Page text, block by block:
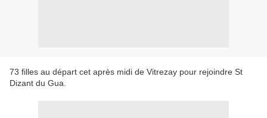
73 filles au départ cet après midi de Vitrezay pour rejoindre St
Dizant du Gua.